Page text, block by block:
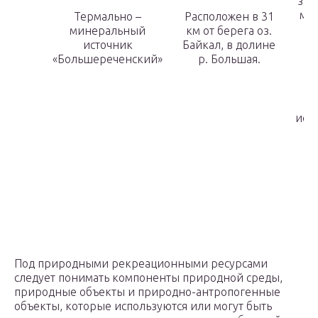
Термально –
минеральный
источник
«Большереченский»
Расположен в 31
км от берега оз.
Байкал, в долине
р. Большая.
Под природными рекреационными ресурсами
следует понимать компоненты природной среды,
природные объекты и природно-антропогенные
объекты, которые используются или могут быть